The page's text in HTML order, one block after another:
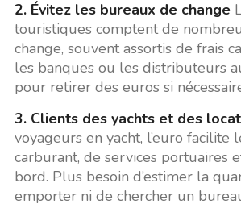
2. Évitez les bureaux de change
touristiques comptent de
change, souvent assortis de frais
les banques ou les distributeurs
pour retirer des euros si
3. Clients des yachts et des
voyageurs en yacht, l’euro facilite
carburant, de services portuaires
bord. Plus besoin d’estimer la
emporter ni de chercher un